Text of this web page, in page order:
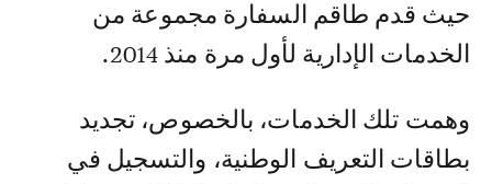
حيث قدم طاقم السفارة مجموعة من
الخدمات الإدارية لأول مرة منذ 2014.
وهمت تلك الخدمات، بالخصوص، تجديد
بطاقات التعريف الوطنية، والتسجيل في